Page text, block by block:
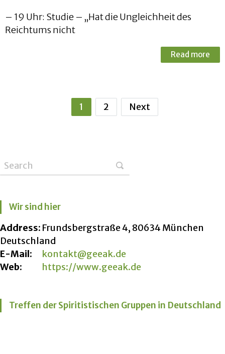
– 19 Uhr: Studie – „Hat die Ungleichheit des
Reichtums nicht
Read more
1 2 Next
Wir sind hier
Address: Frundsbergstraße 4, 80634 München
Deutschland
E-Mail:
kontakt@geeak.de
Web:
https://www.geeak.de
Treffen der Spiritistischen Gruppen in Deutschland